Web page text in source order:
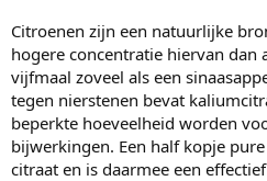
Citroenen zijn een natuurlijke
hogere concentratie hiervan dan
vijfmaal zoveel als een
tegen nierstenen bevat
beperkte hoeveelheid worden
bijwerkingen. Een half kopje
citraat en is daarmee een